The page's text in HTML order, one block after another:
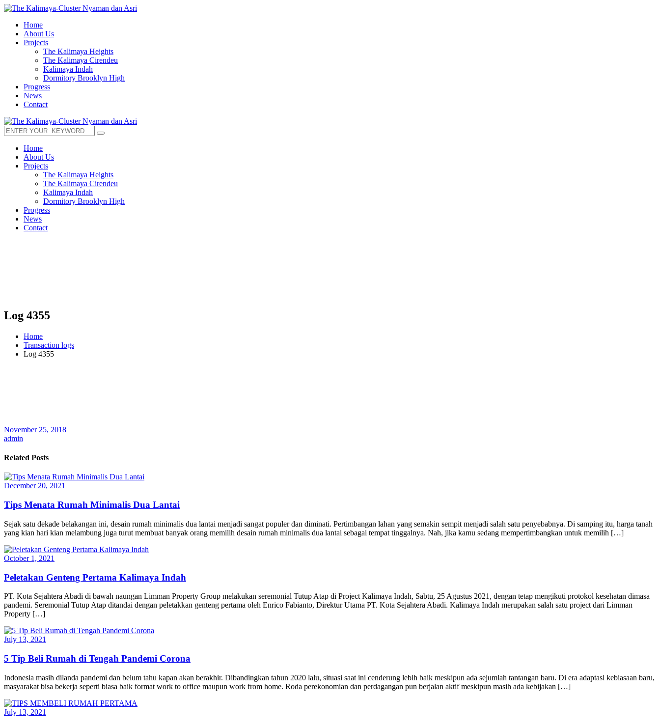
Home
About Us
Projects
The Kalimaya Heights
The Kalimaya Cirendeu
Kalimaya Indah
Dormitory Brooklyn High
Progress
News
Contact
Home
About Us
Projects
The Kalimaya Heights
The Kalimaya Cirendeu
Kalimaya Indah
Dormitory Brooklyn High
Progress
News
Contact
Log 4355
Home
Transaction logs
Log 4355
November 25, 2018
admin
Related Posts
December 20, 2021
Tips Menata Rumah Minimalis Dua Lantai
Sejak satu dekade belakangan ini, desain rumah minimalis dua lantai menjadi sangat populer dan diminati. Pertimbangan lahan yang semakin sempit menjadi salah satu penyebabnya. Di samping itu, harga tanah
yang kian hari kian melambung juga turut membuat banyak orang memilih desain rumah minimalis dua lantai sebagai tempat tinggalnya. Nah, jika kamu sedang mempertimbangkan untuk memilih […]
October 1, 2021
Peletakan Genteng Pertama Kalimaya Indah
PT. Kota Sejahtera Abadi di bawah naungan Limman Property Group melakukan seremonial Tutup Atap di Project Kalimaya Indah, Sabtu, 25 Agustus 2021, dengan tetap mengikuti protokol kesehatan dimasa
pandemi. Seremonial Tutup Atap ditandai dengan peletakkan genteng pertama oleh Enrico Fabianto, Direktur Utama PT. Kota Sejahtera Abadi. Kalimaya Indah merupakan salah satu project dari Limman
Property […]
July 13, 2021
5 Tip Beli Rumah di Tengah Pandemi Corona
Indonesia masih dilanda pandemi dan belum tahu kapan akan berakhir. Dibandingkan tahun 2020 lalu, situasi saat ini cenderung lebih baik meskipun ada sejumlah tantangan baru. Di era adaptasi kebiasaan baru,
masyarakat bisa bekerja seperti biasa baik format work to office maupun work from home. Roda perekonomian dan perdagangan pun berjalan aktif meskipun masih ada kebijakan […]
July 13, 2021